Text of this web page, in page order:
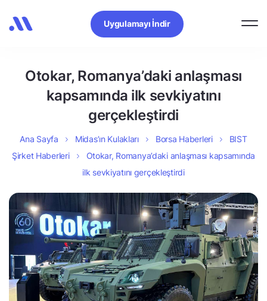
Uygulamayı İndir
Otokar, Romanya’daki anlaşması
kapsamında ilk sevkiyatını
gerçekleştirdi
Ana Sayfa Midas’ın Kulakları Borsa Haberleri
BIST
Şirket Haberleri
Otokar, Romanya’daki anlaşması kapsamında
ilk sevkiyatını gerçekleştirdi